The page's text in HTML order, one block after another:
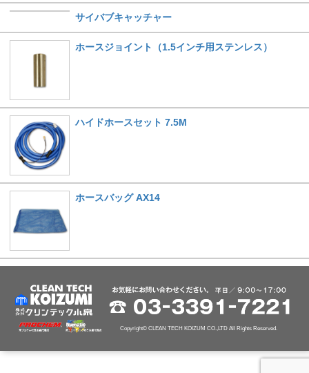
サイバブキャッチャー
ホースジョイント（1.5インチ用ステンレス）
ハイドホースセット 7.5M
ホースバッグ AX14
Copyright© CLEAN TECH KOIZUM CO.,LTD All Rights Reserved.